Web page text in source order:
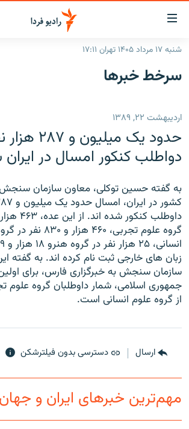
لینک‌های
قابلیت
دسترسی
بازگشت
اصلی
رفتن
صفحه
ایران
انتخاب کنید و بشنوید
فرکانس‌ها
پادکست
گزارش‌های تصویری
گزارش‌های ویدئویی
زنان فردا
English
به ما بپیوندید
شنبه ۱۷ مرداد ۱۴۰۵ تهران ۱۷:۱۱
سرخط‌ خبرها
اردیبهشت ۲۲, ۱۳۸۹
حدود یک میلیون و
دواطلب کنکور امسال در
به گفته حسین توکلی، معاون سازمان
گروه علوم تجربی، ۴۶۰ هزار
زبان های خارجی ثبت نام کرده اند. به گفته
سازمان سنجش به خبرگزاری فارس، برای
جمهوری اسلامی، شمار داوطلبان گروه علوم
از گروه علوم انسانی است.
ارسال دسترسی بدون فیلترشکن
مهم‌ترین خبرهای ایران و جهان